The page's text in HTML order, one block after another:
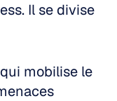
Il se divise
mobilise le